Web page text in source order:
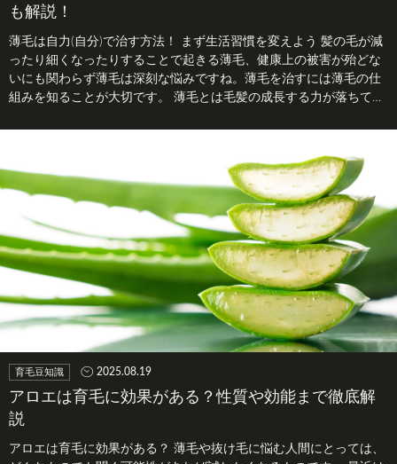
も解説！
薄毛は自力(自分)で治す方法！ まず生活習慣を変えよう 髪の毛が減
ったり細くなったりすることで起きる薄毛、健康上の被害が殆どな
いにも関わらず薄毛は深刻な悩みですね。薄毛を治すには薄毛の仕
組みを知ることが大切です。 薄毛とは毛髪の成長する力が落ちてい
育毛豆知識 2025.08.19
アロエは育毛に効果がある？性質や効能まで徹底解
説
アロエは育毛に効果がある？ 薄毛や抜け毛に悩む人間にとっては、